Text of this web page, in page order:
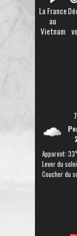
La France
au
Vietnam
Apparent:
Lever du
Coucher du